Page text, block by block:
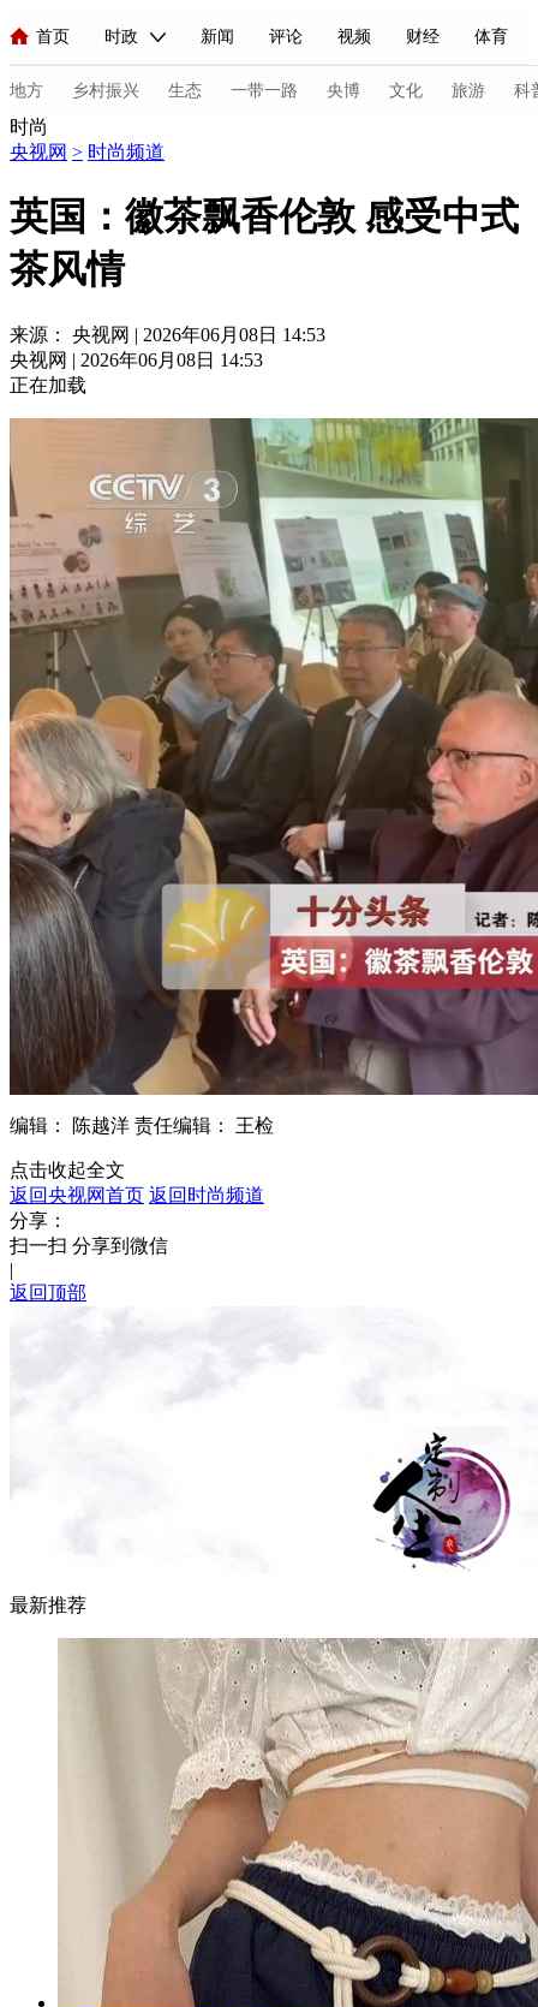
首页 时政 新闻 评论 视频 财经 体育
人民领袖习近平 联播+ 中国领导人 央视快评 习式妙语
直播 栏目大全 节目单 听音 微视频 主持人
海外频道 iPanda English Монгол
地方 乡村振兴 生态 一带一路 央博 文化 旅游 科
新闻 国内
视频 小央视频
现场 前线 比划 快看 蓝海中国 新兵请入列
直播 竞猜 2026年世界杯 2026年冬奥会
VIP会员 CCTV奥林匹克频道 生活体育大会 体育江湖
财经 教育 乡村振兴 生态环境 一带一路 央博
大国智造 大国展会 大国保险 云顶对话 云起
CCTV.节目官网 直播 栏目 片库 热播榜
时尚
央视网 > 时尚频道
英国：徽茶飘香伦敦 感受中式
茶风情
来源： 央视网 | 2026年06月08日 14:53
央视网 | 2026年06月08日 14:53
正在加载
编辑： 陈越洋 责任编辑： 王检
点击收起全文
返回央视网首页 返回时尚频道
分享：
扫一扫 分享到微信
|
返回顶部
最新推荐